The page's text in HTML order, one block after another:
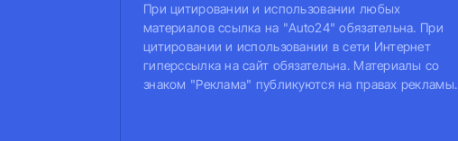
При цитировании и использовании любых
материалов ссылка на "Auto24" обязательна. При
цитировании и использовании в сети Интернет
гиперссылка на сайт обязательна. Материалы со
знаком "Реклама" публикуются на правах рекламы.